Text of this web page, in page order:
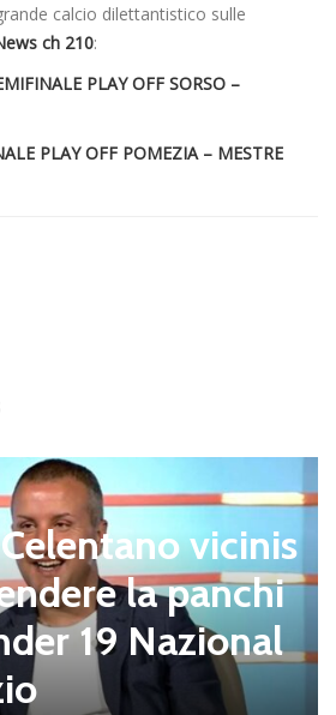
calcio dilettantistico sulle
ch 210:
PLAY OFF SORSO –
PLAY OFF POMEZIA – MESTRE
vicinis
la panchi
19 Nazional